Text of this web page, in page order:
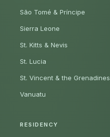
São Tomé & Príncipe
Sierra Leone
St. Kitts & Nevis
St. Lucia
St. Vincent & the Grenadines
Vanuatu
RESIDENCY